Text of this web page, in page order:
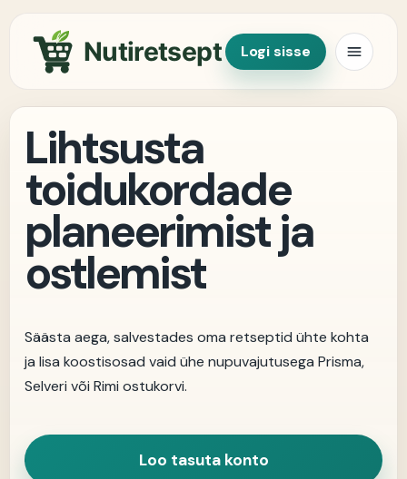
Nutiretsept Logi sisse
Lihtsusta
toidukordade
planeerimist ja
ostlemist
Säästa aega, salvestades oma retseptid ühte kohta
ja lisa koostisosad vaid ühe nupuvajutusega Prisma,
Selveri või Rimi ostukorvi.
Loo tasuta konto